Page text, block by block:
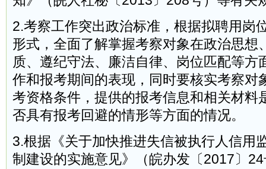
2.考察工作突出政治标准，根据拟聘用岗
形式，全面了解掌握考察对象在政治思想
质、遵纪守法、廉洁自律、岗位匹配等方
作和报考期间的表现，同时要核实考察对
考资格条件，提供的报考信息和相关材料
否具有报考回避的情形等方面的情况。
3.根据《关于加快推进失信被执行人信用
制建设的实施意见》（皖办发〔2017〕